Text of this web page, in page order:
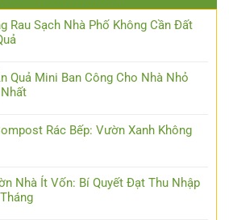
Rau Sạch Nhà Phố Không Cần Đất
Quả Mini Ban Công Cho Nhà Nhỏ
Rác Bếp: Vườn Xanh Không
Nhà Ít Vốn: Bí Quyết Đạt Thu Nhập